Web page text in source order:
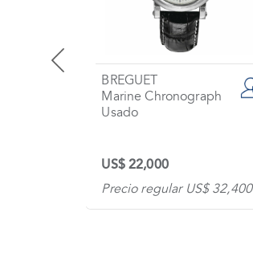
BREGUET
Marine Chronograph
Usado
US$ 22,000
Precio regular US$ 32,400